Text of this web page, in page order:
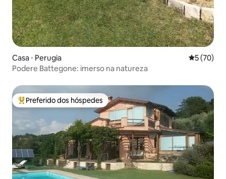
Casa ⋅ Perugia 5 de uma
5 (70)
Podere Battegone: imerso na natureza
Entre os melhores preferidos dos hóspedes
Preferido dos hóspedes